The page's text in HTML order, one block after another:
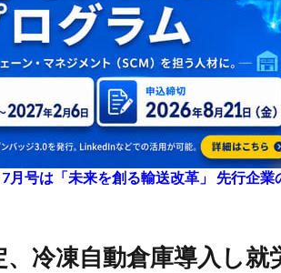
月号は「未来を創る輸送改革」 先行企
、冷凍自動倉庫導入し就